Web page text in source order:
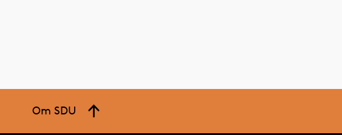
Om SDU